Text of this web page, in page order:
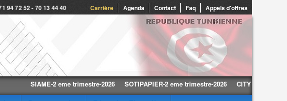
Carrière Agenda Contact Faq Appels d'offres
94 72 52 - 70 13 44 40
SIAME-2 eme trimestre-2026 SOTIPAPIER-2 eme trimestre-2026 CITY CARS-2 eme